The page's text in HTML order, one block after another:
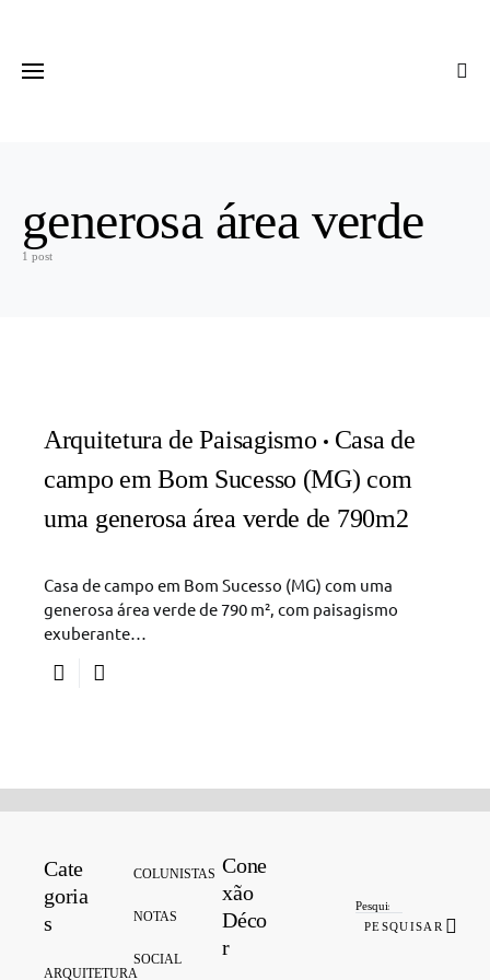
generosa área verde
1 post
Arquitetura de Paisagismo
Casa de
campo em Bom Sucesso (MG) com
uma generosa área verde de 790m2
Casa de campo em Bom Sucesso (MG) com uma
generosa área verde de 790 m², com paisagismo
exuberante…
Cate
goria
s
ARQUITETURA
COLUNISTAS
NOTAS
SOCIAL
Cone
xão
Déco
r
PESQUISAR